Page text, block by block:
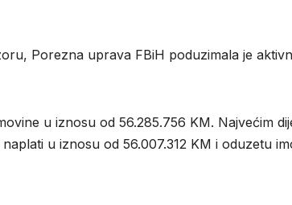
Porezna uprava FBiH poduzimala je
u iznosu od 56.285.756 KM. Najvećim
u iznosu od 56.007.312 KM i oduzetu